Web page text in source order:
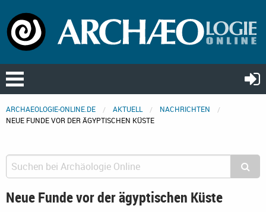
ARCHAEOLOGIE-ONLINE.DE AKTUELL
NACHRICHTEN
NEUE FUNDE VOR DER ÄGYPTISCHEN KÜSTE
Neue Funde vor der ägyptischen Küste